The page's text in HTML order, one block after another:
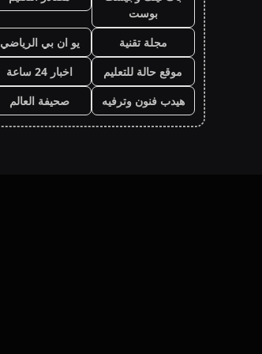
بوست
مجلة تقنية
يو ان بي الرياضي
موقع حالة للتعليم
اخبار 24 ساعة
هيدب فنون وترفيه
صحيفة العالم